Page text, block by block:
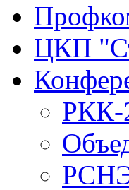
ЦКП
РКК-